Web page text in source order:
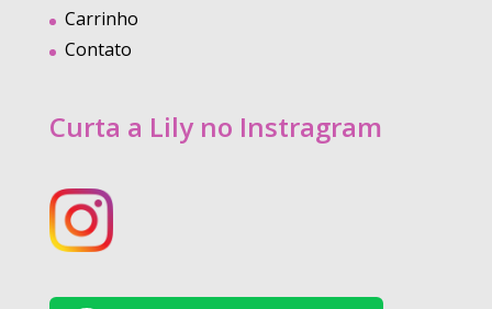
Carrinho
Contato
Curta a Lily no Instragram